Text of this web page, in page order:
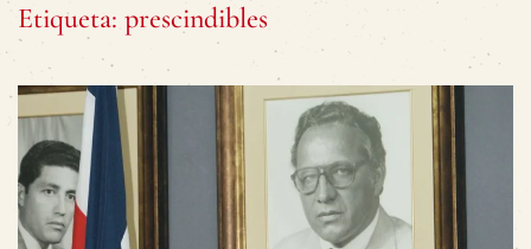
Etiqueta: prescindibles